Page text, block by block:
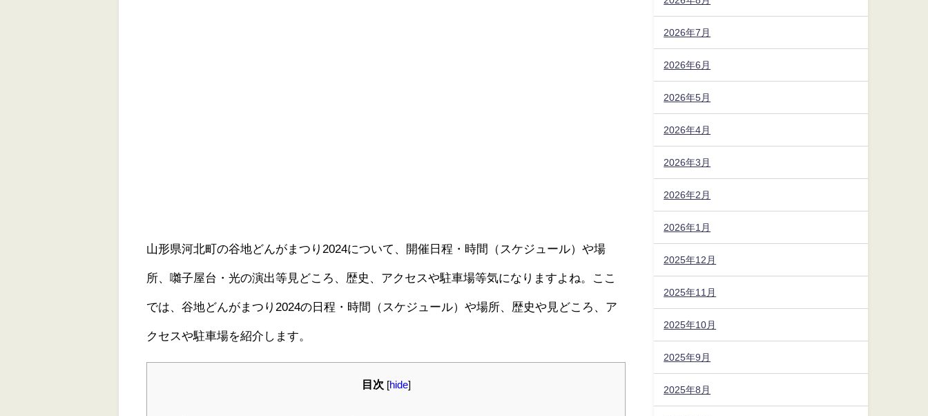
山形県河北町の谷地どんがまつり2024について、開催日程・時間（スケジュール）や場
所、囃子屋台・光の演出等見どころ、歴史、アクセスや駐車場等気になりますよね。ここ
では、谷地どんがまつり2024の日程・時間（スケジュール）や場所、歴史や見どころ、ア
クセスや駐車場を紹介します。
目次 hide]
2026年7月
2026年6月
2026年5月
2026年4月
2026年3月
2026年2月
2026年1月
2025年12月
2025年11月
2025年10月
2025年9月
2025年8月